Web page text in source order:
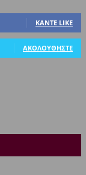
ΚΆΝΤΕ LIKE
ΑΚΟΛΟΥΘΉΣΤΕ